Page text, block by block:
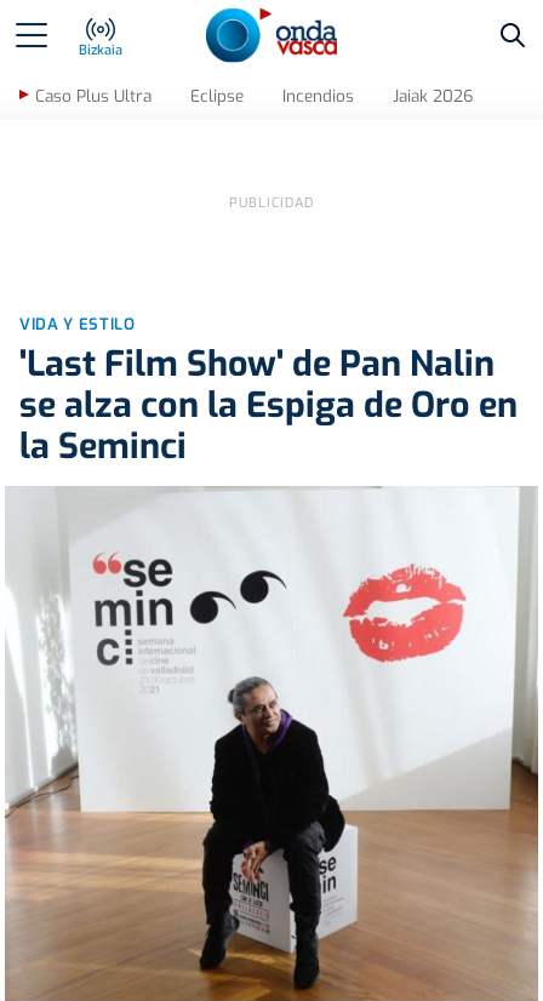
Bizkaia
Caso Plus Ultra Eclipse Incendios Jaiak 2026
VIDA Y ESTILO
'Last Film Show' de Pan Nalin
se alza con la Espiga de Oro en
la Seminci